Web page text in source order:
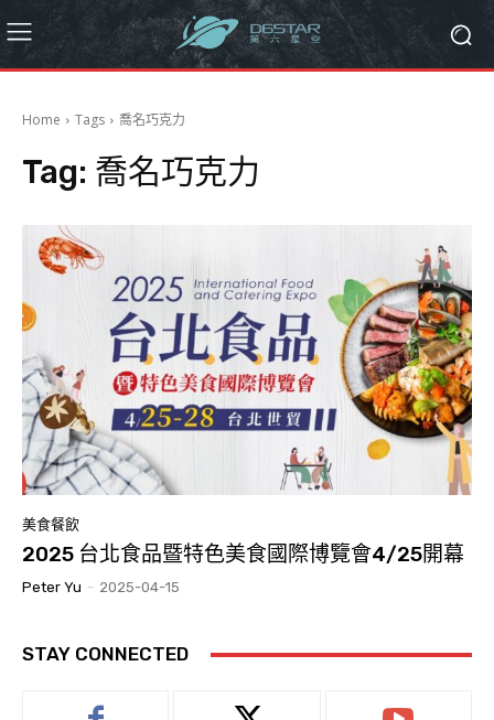
Home Tags 喬名巧克力
Tag: 喬名巧克力
美食餐飲
2025 台北食品暨特色美食國際博覽會4/25開幕
Peter Yu - 2025-04-15
STAY CONNECTED